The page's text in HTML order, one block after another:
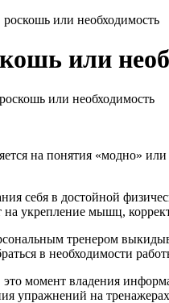
или необходимость
или
или необходимость
на понятия «модно»
себя в достойной
на укрепление мышц,
тренером
в необходимости
это момент владения
упражнений на